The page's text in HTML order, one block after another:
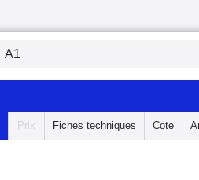
A1
Prix Fiches techniques Cote